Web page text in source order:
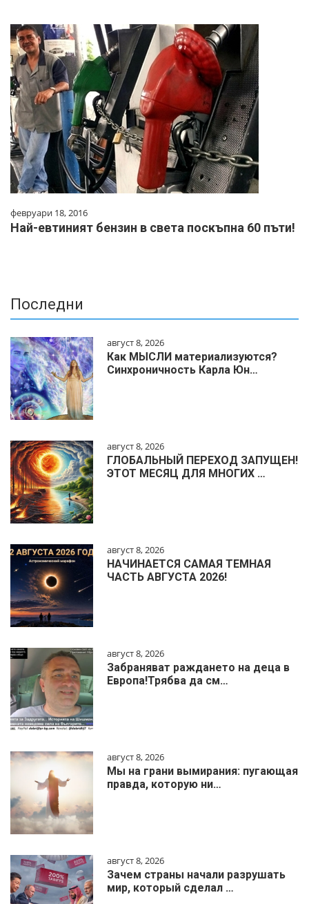
февруари 18, 2016
Най-евтиният бензин в света поскъпна 60 пъти!
Последни
август 8, 2026
Как МЫСЛИ материализуются?
Синхроничность Карла Юн…
август 8, 2026
ГЛОБАЛЬНЫЙ ПЕРЕХОД ЗАПУЩЕН!
ЭТОТ МЕСЯЦ ДЛЯ МНОГИХ …
август 8, 2026
НАЧИНАЕТСЯ САМАЯ ТЕМНАЯ
ЧАСТЬ АВГУСТА 2026!
август 8, 2026
Забраняват раждането на деца в
Европа!Трябва да см…
август 8, 2026
Мы на грани вымирания: пугающая
правда, которую ни…
август 8, 2026
Зачем страны начали разрушать
мир, который сделал …